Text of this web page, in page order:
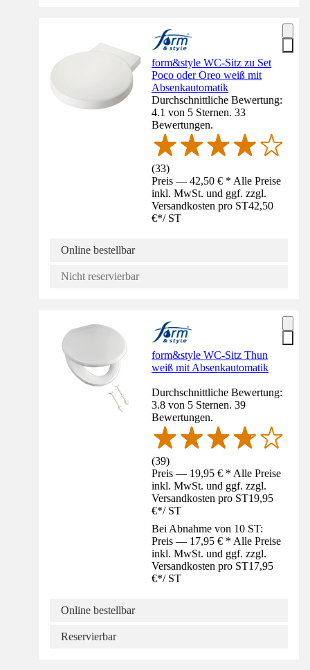
form&style WC-Sitz zu Set
Poco oder Oreo weiß mit
Absenkautomatik
Durchschnittliche Bewertung:
4.1 von 5 Sternen. 33
Bewertungen.
(33)
Preis — 42,50 € * Alle Preise
inkl. MwSt. und ggf. zzgl.
Versandkosten pro ST42,50
€*/ ST
Online bestellbar
Nicht reservierbar
form&style WC-Sitz Thun
weiß mit Absenkautomatik
Durchschnittliche Bewertung:
3.8 von 5 Sternen. 39
Bewertungen.
(39)
Preis — 19,95 € * Alle Preise
inkl. MwSt. und ggf. zzgl.
Versandkosten pro ST19,95
€*/ ST
Bei Abnahme von 10 ST:
Preis — 17,95 € * Alle Preise
inkl. MwSt. und ggf. zzgl.
Versandkosten pro ST17,95
€*/ ST
Online bestellbar
Reservierbar